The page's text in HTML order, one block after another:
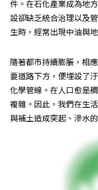
件。在石化產業成為地
設卻缺乏統合治理以及
生時，經常出現中油與
隨著都市持續膨脹，相
要道路下方，便埋設了
化學管線。在人口愈是
複雜。因此，我們在生
與補土造成突起、滲水